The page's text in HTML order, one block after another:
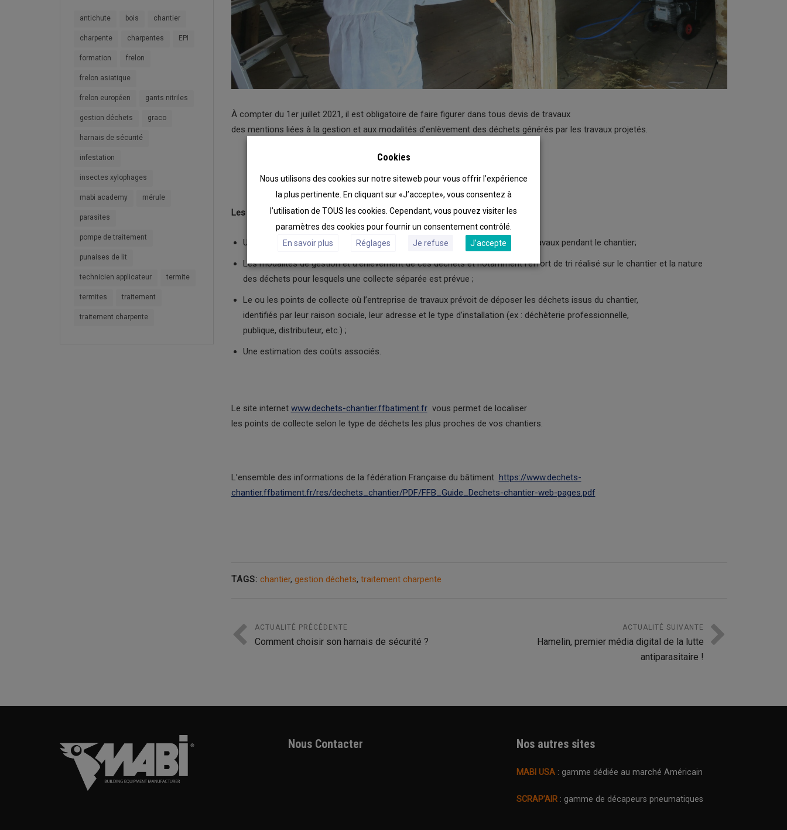
À compter du 1er juillet 2021, il est obligatoire de faire figurer dans tous devis de travaux
des mentions liées à la gestion et aux modalités d’enlèvement des déchets générés par les travaux projetés.
Les éléments à indiquer sont les suivants :
Une estimation de la quantité totale de déchets générés par l’entreprise de travaux pendant le chantier;
Les modalités de gestion et d’enlèvement de ces déchets et notamment l’effort de tri réalisé sur le chantier et la nature
des déchets pour lesquels une collecte séparée est prévue ;
Le ou les points de collecte où l’entreprise de travaux prévoit de déposer les déchets issus du chantier,
identifiés par leur raison sociale, leur adresse et le type d’installation (ex : déchèterie professionnelle,
publique, distributeur, etc.) ;
Une estimation des coûts associés.
Le site internet www.dechets-chantier.ffbatiment.frvous permet de localiser
les points de collecte selon le type de déchets les plus proches de vos chantiers.
L’ensemble des informations de la fédération Française du bâtiment https://www.dechets-
chantier.ffbatiment.fr/res/dechets_chantier/PDF/FFB_Guide_Dechets-chantier-web-pages.pdf
TAGS: chantier, gestion déchets, traitement charpente
ACTUALITÉ PRÉCÉDENTE
Comment choisir son harnais de sécurité ?
ACTUALITÉ SUIVANTE
Hamelin, premier média digital de la lutte
antiparasitaire !
antichute bois chantier
charpente charpentes EPI
formation frelon
frelon asiatique
frelon européen gants nitriles
gestion déchets graco
harnais de sécurité
infestation
insectes xylophages
mabi academy mérule
parasites
pompe de traitement
punaises de lit
technicien applicateur termite
termites traitement
traitement charpente
Nous Contacter Nos autres sites
MABI USA : gamme dédiée au marché Américain
SCRAP’AIR : gamme de décapeurs pneumatiques
Cookies
Nous utilisons des cookies sur notre siteweb pour vous offrir l’expérience
la plus pertinente. En cliquant sur «J’accepte», vous consentez à
l’utilisation de TOUS les cookies. Cependant, vous pouvez visiter les
paramètres des cookies pour fournir un consentement contrôlé.
En savoir plus
Réglages Je refuse J’accepte